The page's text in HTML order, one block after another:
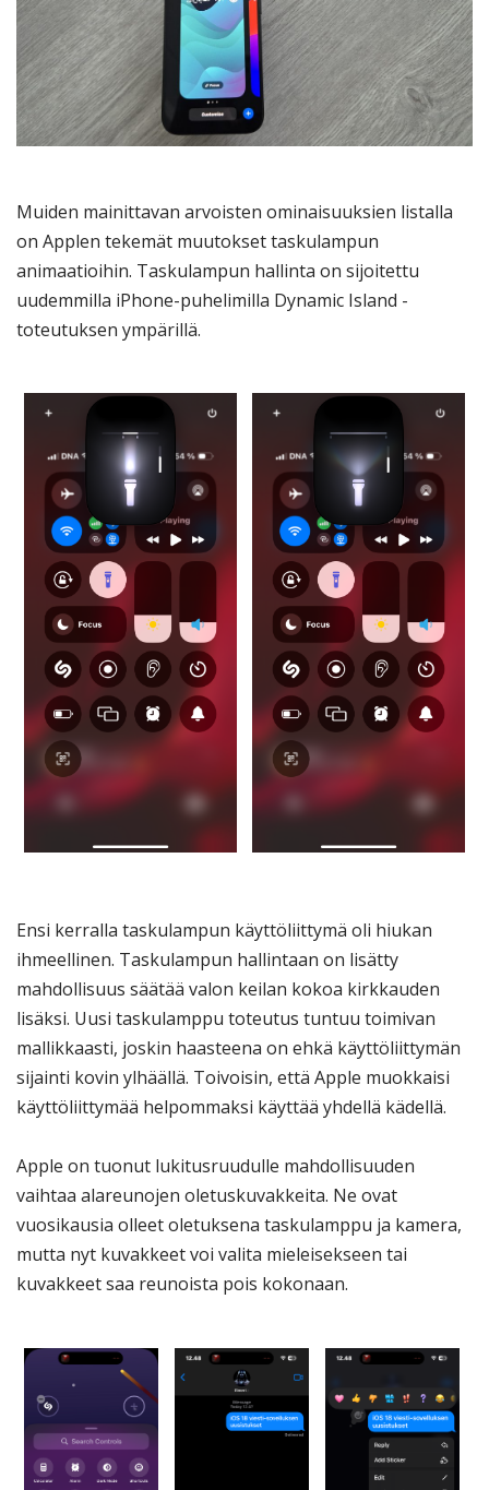
Muiden mainittavan arvoisten ominaisuuksien listalla
on Applen tekemät muutokset taskulampun
animaatioihin. Taskulampun hallinta on sijoitettu
uudemmilla iPhone-puhelimilla Dynamic Island -
toteutuksen ympärillä.
Ensi kerralla taskulampun käyttöliittymä oli hiukan
ihmeellinen. Taskulampun hallintaan on lisätty
mahdollisuus säätää valon keilan kokoa kirkkauden
lisäksi. Uusi taskulamppu toteutus tuntuu toimivan
mallikkaasti, joskin haasteena on ehkä käyttöliittymän
sijainti kovin ylhäällä. Toivoisin, että Apple muokkaisi
käyttöliittymää helpommaksi käyttää yhdellä kädellä.
Apple on tuonut lukitusruudulle mahdollisuuden
vaihtaa alareunojen oletuskuvakkeita. Ne ovat
vuosikausia olleet oletuksena taskulamppu ja kamera,
mutta nyt kuvakkeet voi valita mieleisekseen tai
kuvakkeet saa reunoista pois kokonaan.